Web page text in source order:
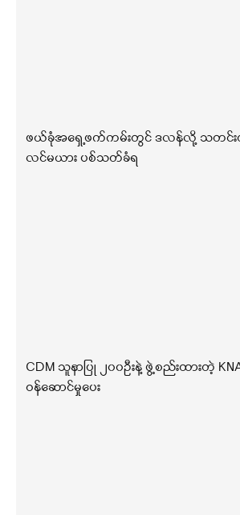
ဖယ်ခုံအရှေ့ဖက်ကမ်းတွင် ဒလန်လို့ သတင်
လင်မယား ပစ်သတ်ခံရ
CDM သူနာပြု ၂၀၀ဦးနဲ့ ဖွဲ့စည်းထားတဲ့
ဝန်ဆောင်မှုပေး